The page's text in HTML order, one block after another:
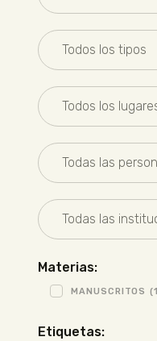
Materias:
MANUSCRITOS
Etiquetas: